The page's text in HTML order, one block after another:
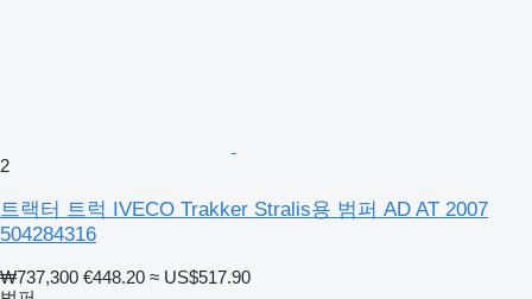
2
트랙터 트럭 IVECO Trakker Stralis용 범퍼 AD AT 2007
504284316
₩737,300 €448.20 ≈ US$517.90